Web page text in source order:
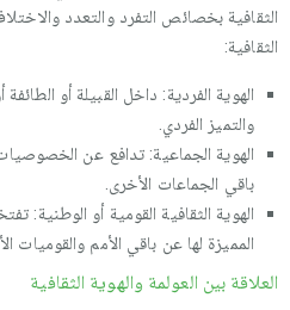
الثقافية بخصائص التفرد والتعدد
الثقافية:
الهوية الفردية: داخل القبيلة أو
والتميز الفردي.
الهوية الجماعية: تدافع عن
باقي الجماعات الأخرى.
الهوية الثقافية القومية أو الوطنية:
المميزة لها عن باقي الأمم والقوميات
العلاقة بين العولمة والهوية الثقافية